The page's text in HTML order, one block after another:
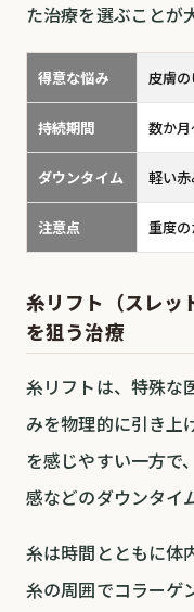
た治療を選ぶことが
得意な悩み 皮膚
持続期間 数か
ダウンタイム 軽い
注意点 重度
糸リフト（スレッ
を狙う治療
糸リフトは、特殊な
みを物理的に引き上
を感じやすい一方で
感などのダウンタイ
糸は時間とともに体
糸の周囲でコラーゲ